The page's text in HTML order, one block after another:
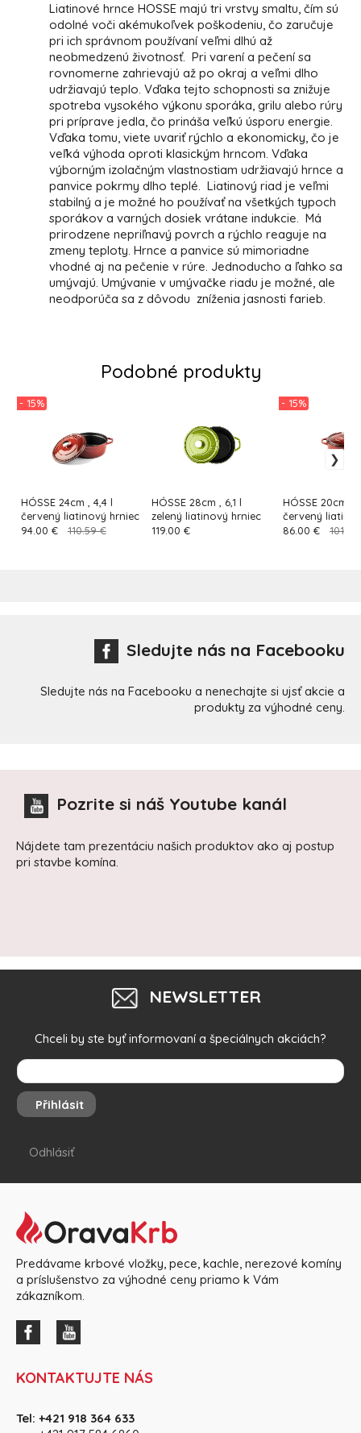
Liatinové hrnce HOSSE majú tri vrstvy smaltu, čím sú
odolné voči akémukoľvek poškodeniu, čo zaručuje
pri ich správnom používaní veľmi dlhú až
neobmedzenú životnosť. Pri varení a pečení sa
rovnomerne zahrievajú až po okraj a veľmi dlho
udržiavajú teplo. Vďaka tejto schopnosti sa znižuje
spotreba vysokého výkonu sporáka, grilu alebo rúry
pri príprave jedla, čo prináša veľkú úsporu energie.
Vďaka tomu, viete uvariť rýchlo a ekonomicky, čo je
veľká výhoda oproti klasickým hrncom. Vďaka
výborným izolačným vlastnostiam udržiavajú hrnce a
panvice pokrmy dlho teplé. Liatinový riad je veľmi
stabilný a je možné ho používať na všetkých typoch
sporákov a varných dosiek vrátane indukcie. Má
prirodzene nepriľnavý povrch a rýchlo reaguje na
zmeny teploty. Hrnce a panvice sú mimoriadne
vhodné aj na pečenie v rúre. Jednoducho a ľahko sa
umývajú. Umývanie v umývačke riadu je možné, ale
neodporúča sa z dôvodu zníženia jasnosti farieb.
Podobné produkty
HÓSSE 24cm , 4,4 l
červený liatinový hrniec
- 15%
94.00 € 110.59 €
HÓSSE 28cm , 6,1 l
zelený liatinový hrniec
119.00 €
HÓSSE 20cm ,
červený
- 15%
86.00 € 101.18
Sledujte nás na Facebooku
Sledujte nás na Facebooku a nenechajte si ujsť akcie a
produkty za výhodné ceny.
Pozrite si náš Youtube kanál
Nájdete tam prezentáciu našich produktov ako aj postup
pri stavbe komína.
NEWSLETTER
Chceli by ste byť informovaní a špeciálnych akciách?
Přihlásit
Odhlásiť
Predávame krbové vložky, pece, kachle, nerezové komíny
a príslušenstvo za výhodné ceny priamo k Vám
zákazníkom.
KONTAKTUJTE NÁS
Tel: +421 918 364 633